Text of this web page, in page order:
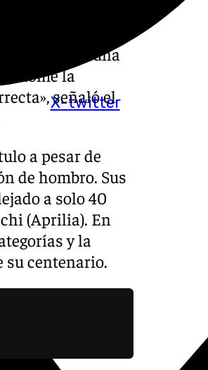
X-twitter
más
basada en
reafirmado una
la
señaló el
a pesar de
de hombro. Sus
a solo 40
(Aprilia). En
y la
su centenario.